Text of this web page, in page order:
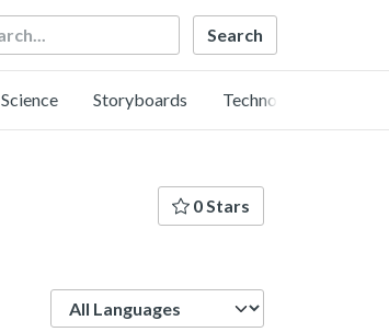
Science Storyboards Technology
0 Stars